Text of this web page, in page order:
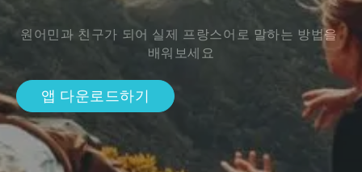
원어민과 친구가 되어 실제 프랑스어로 말하는 방법을
배워보세요
앱 다운로드하기